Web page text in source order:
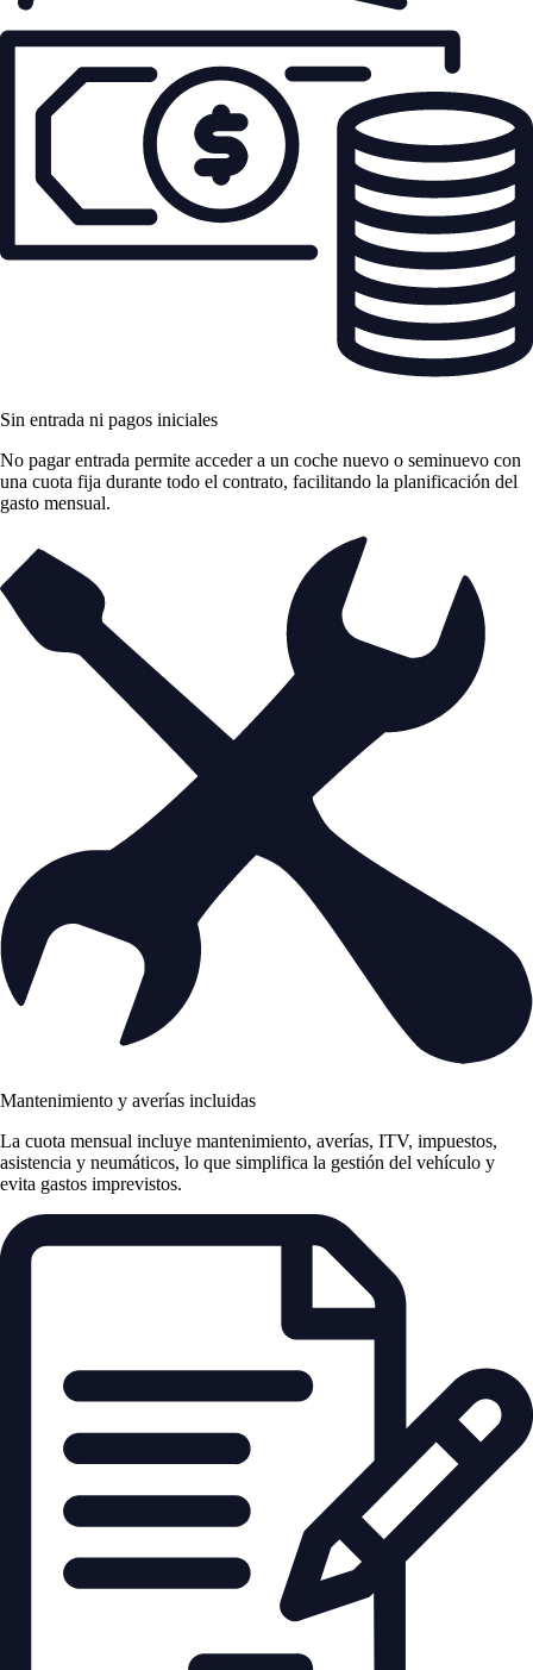
Sin entrada ni pagos iniciales
No pagar entrada permite acceder a un coche nuevo o seminuevo con
una cuota fija durante todo el contrato, facilitando la planificación del
gasto mensual.
Mantenimiento y averías incluidas
La cuota mensual incluye mantenimiento, averías, ITV, impuestos,
asistencia y neumáticos, lo que simplifica la gestión del vehículo y
evita gastos imprevistos.